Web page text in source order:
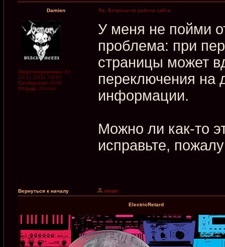
Damien Re: Вопросы по работе сайта
Зарегистрирован: Вт
15.01.2008, 18:00
Сообщения: 4048
Откуда: Москва
У меня не пойми
проблема: при
страницы может
переключения на
информации.
Можно ли как-то
исправьте,
Вернуться к началу
ElectricRetard